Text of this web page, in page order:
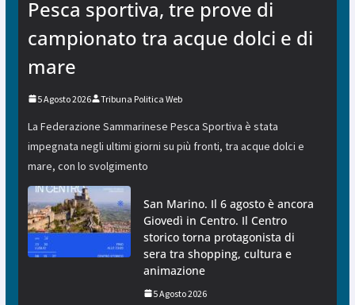
Pesca sportiva, tre prove di
campionato tra acque dolci e di
mare
5 Agosto 2026 Tribuna Politica Web
La Federazione Sammarinese Pesca Sportiva è stata
impegnata negli ultimi giorni su più fronti, tra acque dolci e
mare, con lo svolgimento
San Marino. Il 6 agosto è ancora
Giovedì in Centro. Il Centro
storico torna protagonista di
sera tra shopping, cultura e
animazione
5 Agosto 2026